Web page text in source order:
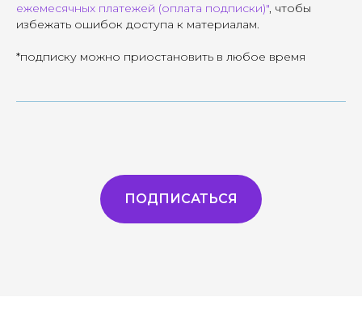
ежемесячных платежей (оплата подписки)", чтобы
избежать ошибок доступа к материалам.
*подписку можно приостановить в любое время
ПОДПИСАТЬСЯ